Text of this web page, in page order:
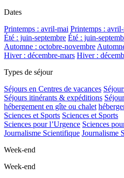
Dates
Printemps : avril-mai Printemps :
Été : juin-septembre Été : juin-
Automne : octobre-novembre
Hiver : décembre-mars Hiver :
Types de séjour
Séjours en Centres de vacances
Séjours itinérants & expéditions
hébergement en gîte ou chalet
Sciences et Sports Sciences et Sports
Sciences pour l’Urgence Sciences
Journalisme Scientifique Journalisme
Week-end
Week-end